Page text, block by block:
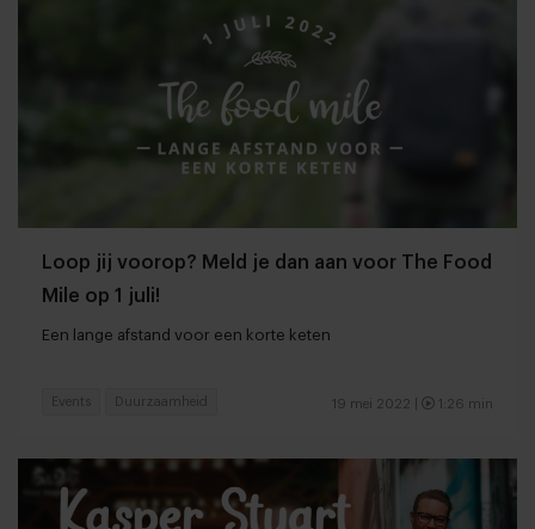
Loop jij voorop? Meld je dan aan voor The Food
Mile op 1 juli!
Een lange afstand voor een korte keten
19 mei 2022 | 1:26 min
Events Duurzaamheid